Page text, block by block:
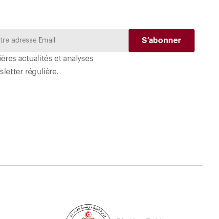
actualités et analyses
régulière.